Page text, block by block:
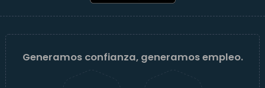
Generamos confianza, generamos empleo.